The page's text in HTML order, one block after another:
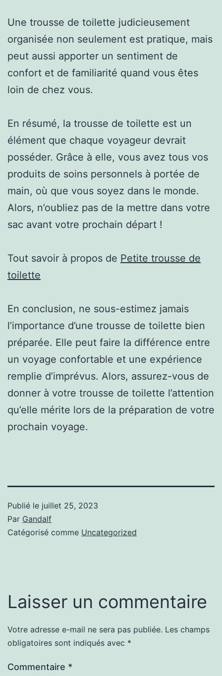
Une trousse de toilette judicieusement
organisée non seulement est pratique, mais
peut aussi apporter un sentiment de
confort et de familiarité quand vous êtes
loin de chez vous.
En résumé, la trousse de toilette est un
élément que chaque voyageur devrait
posséder. Grâce à elle, vous avez tous vos
produits de soins personnels à portée de
main, où que vous soyez dans le monde.
Alors, n’oubliez pas de la mettre dans votre
sac avant votre prochain départ !
Tout savoir à propos de Petite trousse de
toilette
En conclusion, ne sous-estimez jamais
l’importance d’une trousse de toilette bien
préparée. Elle peut faire la différence entre
un voyage confortable et une expérience
remplie d’imprévus. Alors, assurez-vous de
donner à votre trousse de toilette l’attention
qu’elle mérite lors de la préparation de votre
prochain voyage.
Publié le juillet 25, 2023
Par Gandalf
Catégorisé comme Uncategorized
Laisser un commentaire
Votre adresse e-mail ne sera pas publiée. Les champs
obligatoires sont indiqués avec *
Commentaire *